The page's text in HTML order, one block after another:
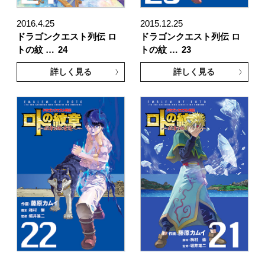
2016.4.25
ドラゴンクエスト列伝 ロ
トの紋 … 24
詳しく見る
2015.12.25
ドラゴンクエスト列伝 ロ
トの紋 … 23
詳しく見る